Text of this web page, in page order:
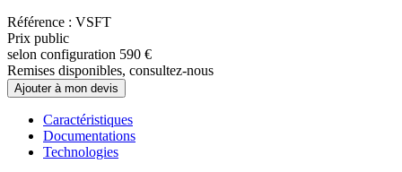
Référence : VSFT
Prix public
selon configuration 590 €
Remises disponibles, consultez-nous
Ajouter à mon devis
Caractéristiques
Documentations
Technologies